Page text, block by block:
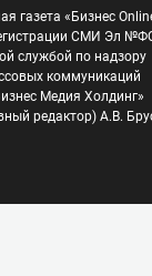
газета «Бизнес
СМИ Эл
службой по надзору
коммуникаций
Медия Холдинг»
редактор) А.В.